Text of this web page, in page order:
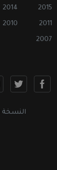
2015
2014
2011
2010
2007
النسخة